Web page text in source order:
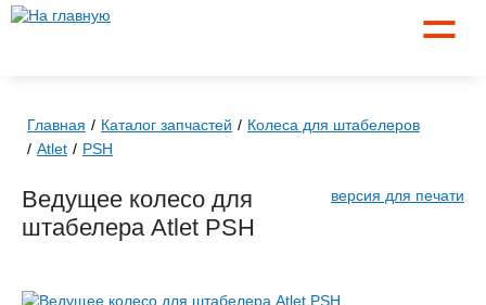
☰
Главная Каталог запчастей
Колеса для штабелеров
Atlet
PSH
версия для печати
Ведущее колесо для
штабелера Atlet PSH